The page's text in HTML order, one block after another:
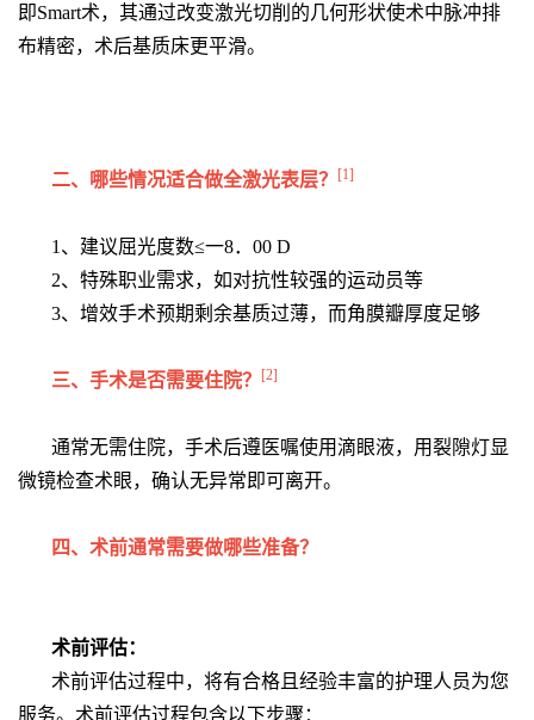
即Smart术，其通过改变激光切削的几何形状使术中脉冲排
布精密，术后基质床更平滑。
二、哪些情况适合做全激光表层？ [1]
1、建议屈光度数≤一8．00 D
2、特殊职业需求，如对抗性较强的运动员等
3、增效手术预期剩余基质过薄，而角膜瓣厚度足够
三、手术是否需要住院？ [2]
通常无需住院，手术后遵医嘱使用滴眼液，用裂隙灯显
微镜检查术眼，确认无异常即可离开。
四、术前通常需要做哪些准备？
术前评估：
术前评估过程中，将有合格且经验丰富的护理人员为您
服务。术前评估过程包含以下步骤：